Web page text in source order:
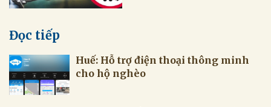
Đọc tiếp
Huế: Hỗ trợ điện thoại thông minh
cho hộ nghèo